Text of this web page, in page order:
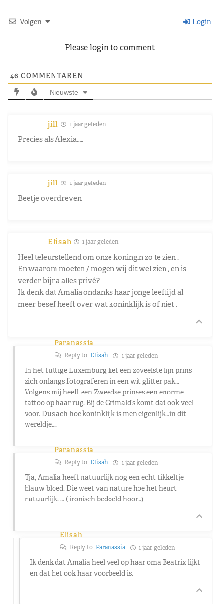
Volgen Login
Please login to comment
46 COMMENTAREN
Nieuwste
jill 1 jaar geleden
Precies als Alexia…..
jill 1 jaar geleden
Beetje overdreven
Elisah 1 jaar geleden
Heel teleurstellend om onze koningin zo te zien .
En waarom moeten / mogen wij dit wel zien , en is
verder bijna alles privé?
Ik denk dat Amalia ondanks haar jonge leeftijd al
meer besef heeft over wat koninklijk is of niet .
Paranassia
Reply to Elisah 1 jaar geleden
In het tuttige Luxemburg liet een zoveelste lijn prins
zich onlangs fotograferen in een wit glitter pak…
Volgens mij heeft een Zweedse prinses een enorme
tattoo op haar rug. Bij de Grimald’s komt dat ook veel
voor. Dus ach hoe koninklijk is men eigenlijk…in dit
wereldje….
Paranassia
Reply to Elisah 1 jaar geleden
Tja, Amalia heeft natuurlijk nog een echt tikkeltje
blauw bloed. Die weet van nature hoe het heurt
natuurlijk. … ( ironisch bedoeld hoor…)
Elisah
Reply to Paranassia 1 jaar geleden
Ik denk dat Amalia heel veel op haar oma Beatrix lijkt
en dat het ook haar voorbeeld is.